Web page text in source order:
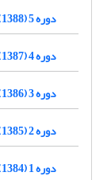
دوره 5 (1388)
دوره 4 (1387)
دوره 3 (1386)
دوره 2 (1385)
دوره 1 (1384)